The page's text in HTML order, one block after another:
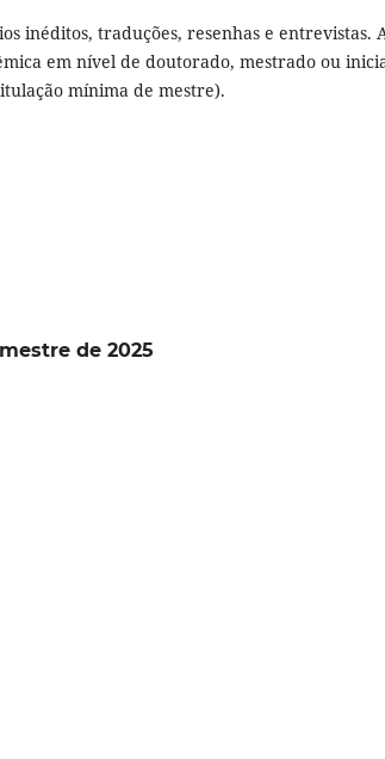
inéditos, traduções, resenhas e entrevistas.
em nível de doutorado, mestrado ou
mínima de mestre).
de 2025